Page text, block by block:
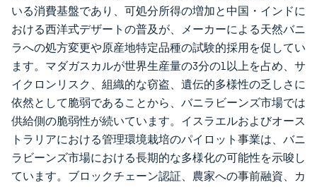
いる消費基盤であり、可処分所得の増加と中国・インドに
おける西洋式デザートの普及が、メーカーによる天然バニ
ラへの処方変更や原産地特定品種の試験的採用を促してい
ます。マダガスカルが世界生産量の3分の1以上を占め、サ
イクロンリスク、組織的な窃盗、遺伝的多様性の乏しさに
依然として脆弱であることから、バニラビーンズ市場では
供給側の脆弱性が続いています。イスラエルおよびオース
トラリアにおける管理環境栽培のパイロット事業は、バニ
ラビーンズ市場における長期的な多様化の可能性を示唆し
ています。ブロックチェーン認証、農家への事前融資、カ